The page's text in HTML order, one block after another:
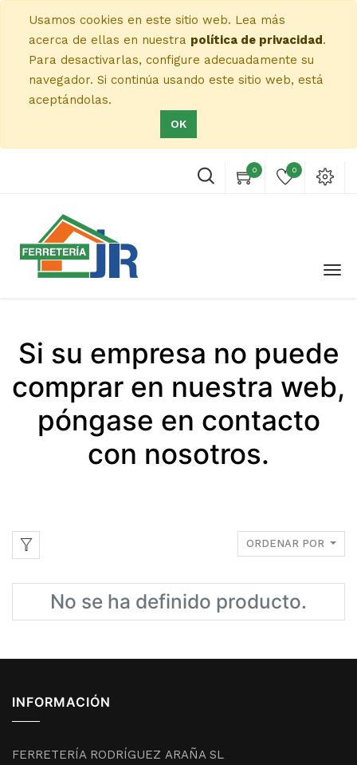
Usamos cookies en este sitio web. Lea más
acerca de ellas en nuestra política de privacidad.
Para desactivarlas, configure adecuadamente su
navegador. Si continúa usando este sitio web, está
aceptándolas.
OK
0 0
Si su empresa no puede
comprar en nuestra web,
póngase en contacto
con nosotros.
ORDENAR POR
No se ha definido producto.
INFORMACIÓN
FERRETERÍA RODRÍGUEZ ARAÑA SL